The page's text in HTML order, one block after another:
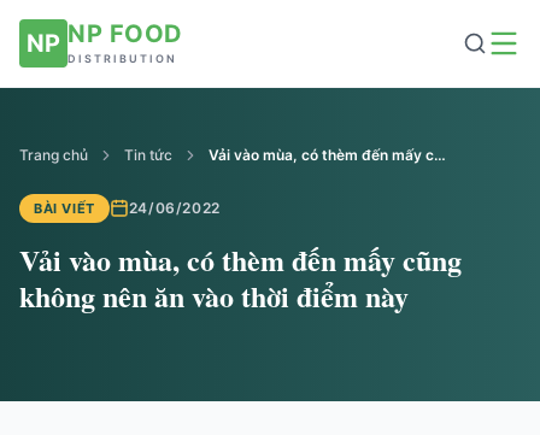
NP NP FOOD
DISTRIBUTION
Trang chủ Tin tức Vải vào mùa, có thèm đến mấy cũng không nên ăn vào thời điểm này
BÀI VIẾT 24/06/2022
Vải vào mùa, có thèm đến mấy cũng
không nên ăn vào thời điểm này